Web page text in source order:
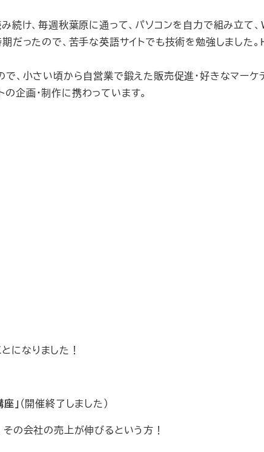
続け、毎週秋葉原に通って、パソコンを自力で組み立て
だったので、苦手な英語サイトでも技術を勉強しました
、小さい頃から自営業で鍛えた販売促進・好きなマー
企画・制作に携わっています。
になりました！
」 （開催終了しました）
の会社の売上が伸びるという方！